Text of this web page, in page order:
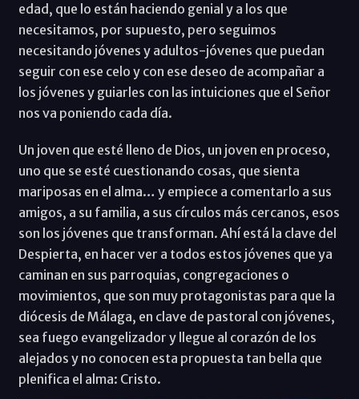
edad, que lo están haciendo genial y a los que
necesitamos, por supuesto, pero seguimos
necesitando jóvenes y adultos-jóvenes que puedan
seguir con ese celo y con ese deseo de acompañar a
los jóvenes y guiarles con las intuiciones que el Señor
nos va poniendo cada día.
Un joven que esté lleno de Dios, un joven en proceso,
uno que se esté cuestionando cosas, que sienta
mariposas en el alma… y empiece a comentarlo a sus
amigos, a su familia, a sus círculos más cercanos, esos
son los jóvenes que transforman. Ahí está la clave del
Despierta, en hacer ver a todos estos jóvenes que ya
caminan en sus parroquias, congregaciones o
movimientos, que son muy protagonistas para que la
diócesis de Málaga, en clave de pastoral con jóvenes,
sea fuego evangelizador y llegue al corazón de los
alejados y no conocen esta propuesta tan bella que
plenifica el alma: Cristo.